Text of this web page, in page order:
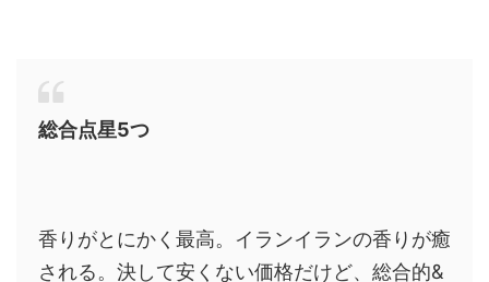
総合点星5つ
香りがとにかく最高。イランイランの香りが癒
される。決して安くない価格だけど、総合的&